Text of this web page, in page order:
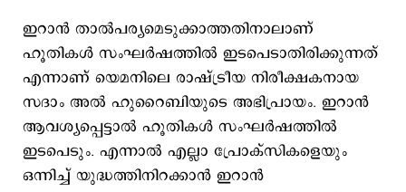
ഇറാന്‍ താല്‍പര്യമെടുക്കാത്തതിനാലാണ്
ഹൂതികള്‍ സംഘര്‍ഷത്തില്‍ ഇടപെടാതിരിക്കുന്നത്
എന്നാണ് യെമനിലെ രാഷ്ട്രീയ നിരീക്ഷകനായ
സദാം അല്‍ ഹുറൈബിയുടെ അഭിപ്രായം. ഇറാന്‍
ആവശ്യപ്പെട്ടാല്‍ ഹൂതികള്‍ സംഘര്‍ഷത്തില്‍
ഇടപെടും. എന്നാല്‍ എല്ലാ പ്രോക്സികളെയും
ഒന്നിച്ച് യുദ്ധത്തിനിറക്കാന്‍ ഇറാന്‍